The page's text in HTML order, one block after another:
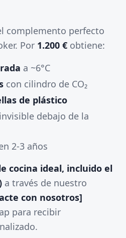
complemento perfecto
Por 1.200 € obtiene:
a ~6°C
con cilindro de CO₂
de plástico
debajo de la
2-3 años
cocina ideal, incluido el
a través de nuestro
con nosotros]
para recibir